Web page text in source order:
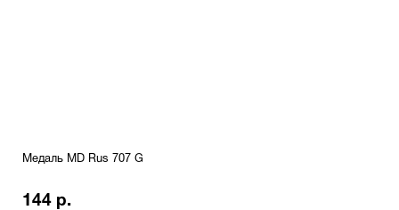
Медаль MD Rus 707 G
144 р.